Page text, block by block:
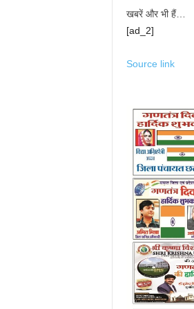
खबरें और भी हैं…
[ad_2]
Source link